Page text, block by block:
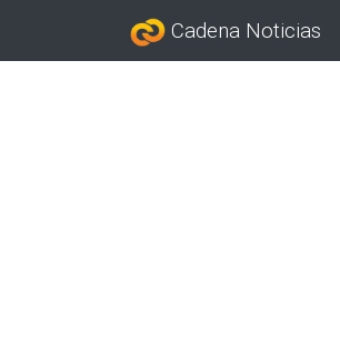
Cadena Noticias